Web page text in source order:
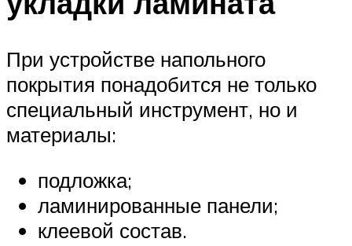
При устройстве напольного
покрытия понадобится не только
специальный инструмент, но и
материалы:
подложка;
ламинированные панели;
клеевой состав.